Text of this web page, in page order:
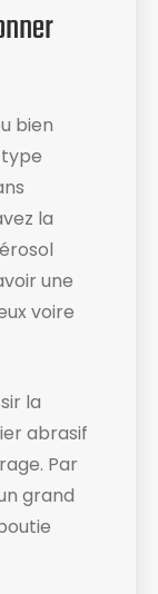
bien
la
une
voire
la
abrasif
Par
grand